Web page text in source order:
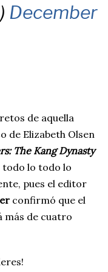
December
de aquella
de Elizabeth Olsen
The Kang Dynasty
todo lo todo lo
pues el editor
confirmó que el
más de cuatro